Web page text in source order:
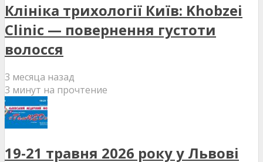
Клініка трихології Київ: Khobzei
Clinic — повернення густоти
волосся
3 месяца назад
3 минут на прочтение
19-21 травня 2026 року у Львові